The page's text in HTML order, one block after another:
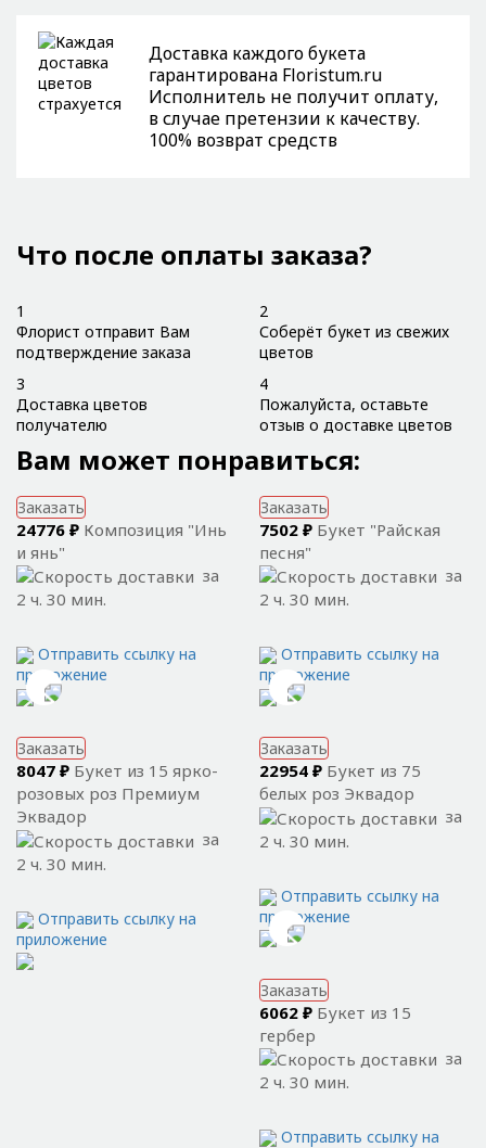
Доставка каждого букета
гарантирована Floristum.ru
Исполнитель не получит оплату,
в случае претензии к качеству.
100% возврат средств
Что после оплаты заказа?
1
Флорист отправит Вам
подтверждение заказа
2
Соберёт букет из свежих
цветов
3
Доставка цветов
получателю
4
Пожалуйста, оставьте
отзыв о доставке цветов
Вам может понравиться:
Заказать
24776 ₽ Композиция "Инь
и янь"
за
2 ч. 30 мин.
Отправить ссылку на
приложение
Заказать
7502 ₽ Букет "Райская
песня"
за
2 ч. 30 мин.
Отправить ссылку на
приложение
Заказать
8047 ₽ Букет из 15 ярко-
розовых роз Премиум
Эквадор
за
2 ч. 30 мин.
Отправить ссылку на
приложение
Заказать
22954 ₽ Букет из 75
белых роз Эквадор
за
2 ч. 30 мин.
Отправить ссылку на
приложение
Заказать
6062 ₽ Букет из 15
гербер
за
2 ч. 30 мин.
Отправить ссылку на